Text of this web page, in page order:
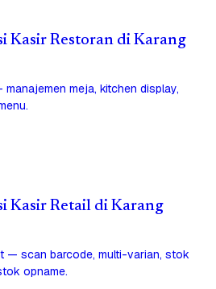
Kasir Restoran di Karang
meja, kitchen display,
Kasir Retail di Karang
— scan barcode, multi-varian, stok
opname.